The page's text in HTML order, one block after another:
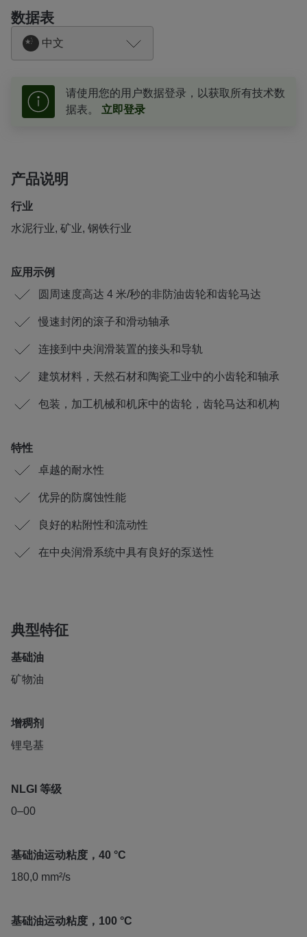
数据表
中文
请使用您的用户数据登录，以获取所有技术数
据表。 立即登录
产品说明
行业
水泥行业, 矿业, 钢铁行业
应用示例
圆周速度高达 4 米/秒的非防油齿轮和齿轮马达
慢速封闭的滚子和滑动轴承
连接到中央润滑装置的接头和导轨
建筑材料，天然石材和陶瓷工业中的小齿轮和轴承
包装，加工机械和机床中的齿轮，齿轮马达和机构
特性
卓越的耐水性
优异的防腐蚀性能
良好的粘附性和流动性
在中央润滑系统中具有良好的泵送性
典型特征
基础油
矿物油
增稠剂
锂皂基
NLGI 等级
0–00
基础油运动粘度，40 °C
180,0 mm²/s
基础油运动粘度，100 °C